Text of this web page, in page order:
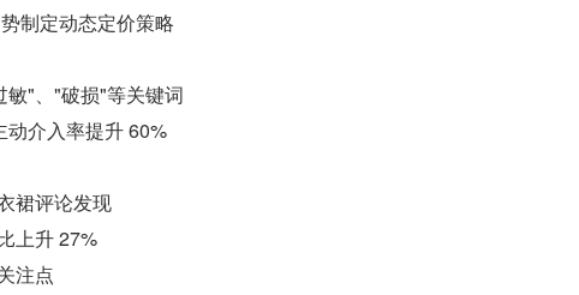
制定动态定价策略
敏"、"破损"等关键词
动介入率提升 60%
裙评论发现
上升 27%
注点